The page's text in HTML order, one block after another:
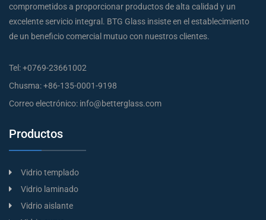
comprometidos a proporcionar productos de alta calidad y un
excelente servicio integral. BTG Glass insiste en el establecimiento
de un beneficio comercial mutuo con nuestros clientes.
Tel:+0769-23661002
Chusma:+86-135-0001-9198
Correo electrónico: info@betterglass.com
Productos
Vidrio templado
Vidrio laminado
Vidrio aislante